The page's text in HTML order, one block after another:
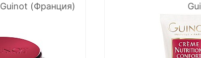
Guinot (Франция)